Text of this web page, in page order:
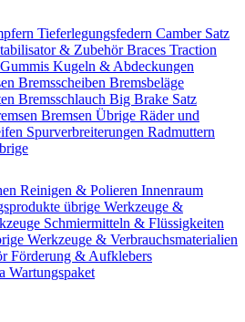
Tieferlegungsfedern Camber Satz
& ZubehörBraces Traction
Gummis Kugeln & Abdeckungen
Bremsscheiben Bremsbeläge
Bremsschlauch Big Brake Satz
Bremsen Übrige Räder und
Spurverbreiterungen Radmuttern
Reinigen & Polieren Innenraum
übrige Werkzeuge &
Schmiermitteln & Flüssigkeiten
Werkzeuge & Verbrauchsmaterialien
Förderung & Aufklebers
Wartungspaket